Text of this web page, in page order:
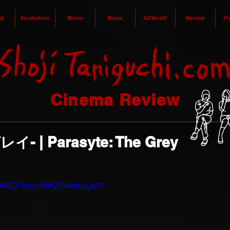
Illustration Movie Music AltWorld Review
Cinema Review
イ- | Parasyte: The Grey